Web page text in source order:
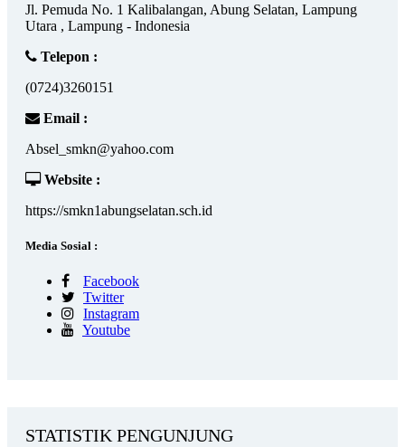
Jl. Pemuda No. 1 Kalibalangan, Abung Selatan, Lampung
Utara , Lampung - Indonesia
Telepon :
(0724)3260151
Email :
Absel_smkn@yahoo.com
Website :
https://smkn1abungselatan.sch.id
Media Sosial :
Facebook
Twitter
Instagram
Youtube
STATISTIK PENGUNJUNG